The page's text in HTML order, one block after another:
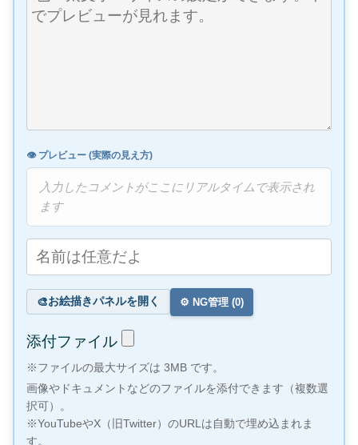
👁️ プレビュー (実際の見え方)
入力したコメントがここにリアルタイムで表示され
ます
🎨お絵描きパネルを開く ⚙️ NG管理 (0)
添付ファイル
※ファイルの最大サイズは 3MB です。
画像やドキュメントなどのファイルを添付できます（複数選
択可）。
※YouTubeやX（旧Twitter）のURLは自動で埋め込まれま
す。